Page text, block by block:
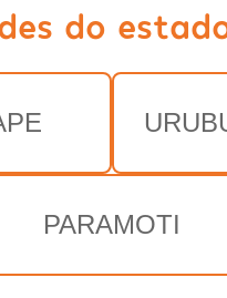
do
PARAMOTI